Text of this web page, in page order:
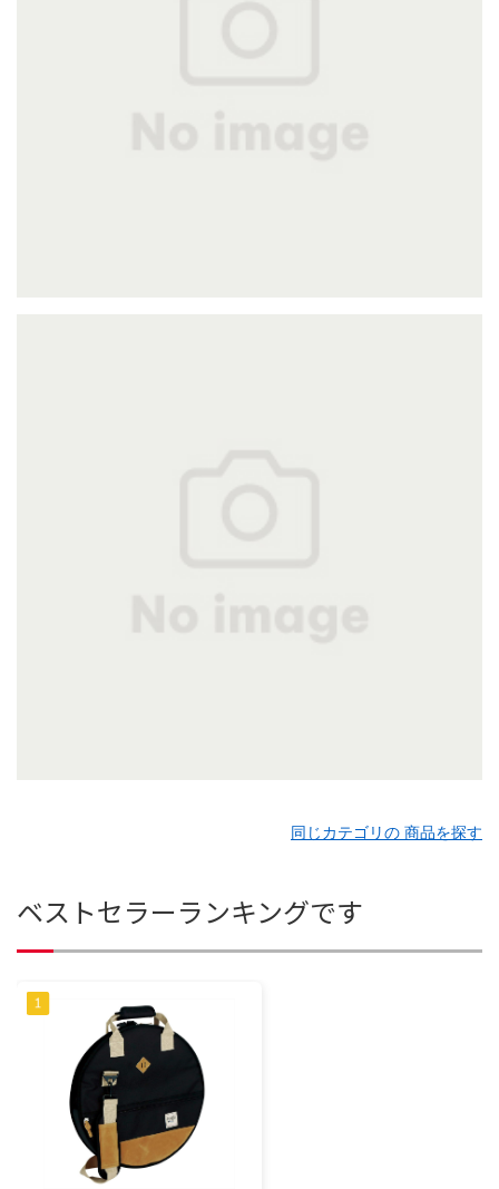
同じカテゴリの 商品を探す
ベストセラーランキングです